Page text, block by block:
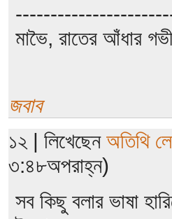
মাভৈ, রাতের আঁধার
জবাব
১২ | লিখেছেন অতিথি
৩:৪৮অপরাহ্ন)
সব কিছু বলার ভাষা